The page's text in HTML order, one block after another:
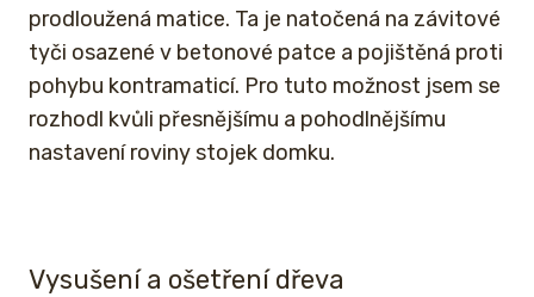
prodloužená matice. Ta je natočená na závitové
tyči osazené v betonové patce a pojištěná proti
pohybu kontramaticí. Pro tuto možnost jsem se
rozhodl kvůli přesnějšímu a pohodlnějšímu
nastavení roviny stojek domku.
Vysušení a ošetření dřeva